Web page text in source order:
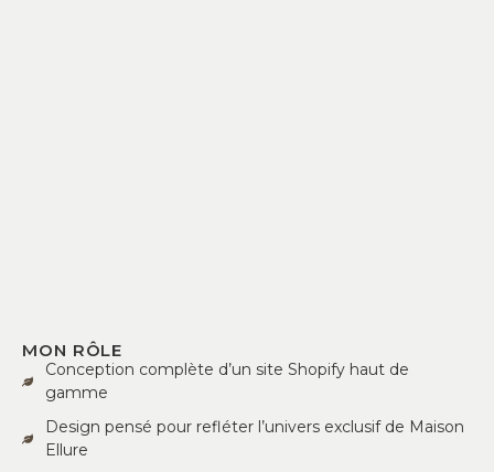
MON RÔLE
Conception complète d’un site Shopify haut de
gamme
Design pensé pour refléter l’univers exclusif de Maison
Ellure